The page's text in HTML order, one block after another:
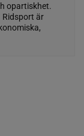
opartiskhet.
Ridsport är